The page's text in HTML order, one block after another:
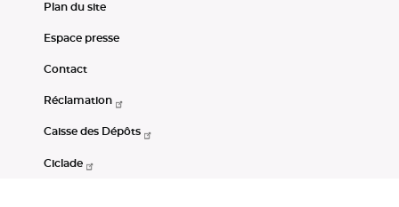
Plan du site
Espace presse
Contact
Réclamation
Caisse des Dépôts
Ciclade